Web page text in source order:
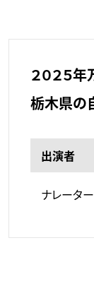
２０２５
栃木県の
出演者
ナレータ